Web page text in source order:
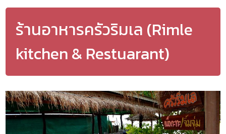
ร้านอาหารครัวริมเล (Rimle
kitchen & Restuarant)